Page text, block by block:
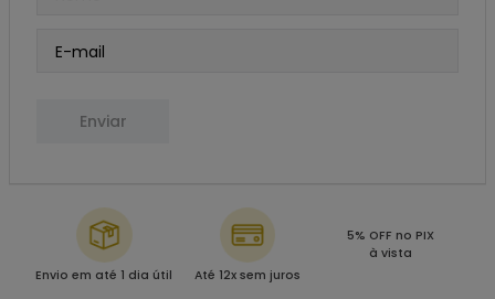
Enviar
Envio em até 1 dia útil Até 12x sem juros
5% OFF no PIX
à vista